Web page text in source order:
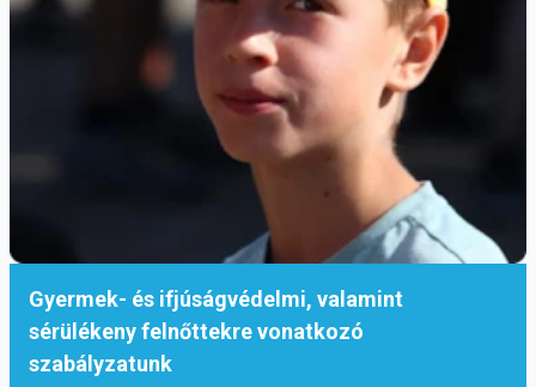
Gyermek- és ifjúságvédelmi, valamint
sérülékeny felnőttekre vonatkozó
szabályzatunk